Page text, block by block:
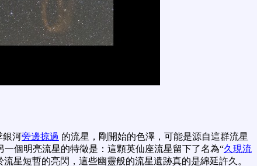
銀河旁邊掠過 的流星，剛開始的色澤，可能是源自這群流星
個明亮流星的特徵是：這顆英仙座流星留下了名為“久現流
星短暫的亮閃，這些幽靈般的流星遺跡真的是綿延許久。